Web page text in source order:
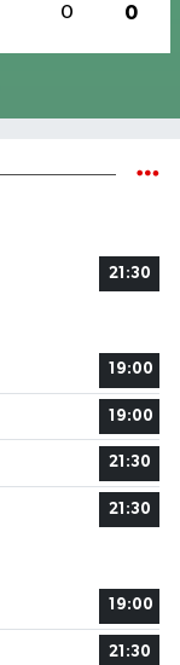
0 0
21:30
19:00
19:00
21:30
21:30
19:00
21:30